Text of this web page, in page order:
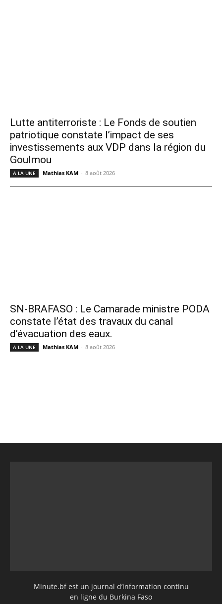
Lutte antiterroriste : Le Fonds de soutien
patriotique constate l’impact de ses
investissements aux VDP dans la région du
Goulmou
A LA UNE Mathias KAM - 8 août 2026
SN-BRAFASO : Le Camarade ministre PODA
constate l’état des travaux du canal
d’évacuation des eaux.
A LA UNE Mathias KAM - 8 août 2026
Minute.bf est un journal d’information continu
en ligne du Burkina Faso